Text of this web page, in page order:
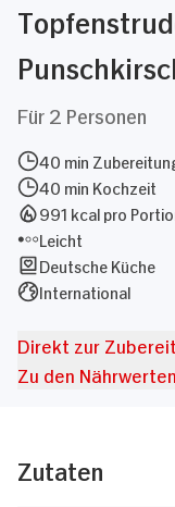
Für 2 Personen
40 min
40 min Kochzeit
991 kcal pro
Leicht
Deutsche Küche
International
Direkt zur
Zu den Nährwerten
Zutaten